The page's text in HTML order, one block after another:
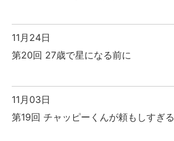
11月24日
第20回 27歳で星になる前に
11月03日
第19回 チャッピーくんが頼もしすぎる